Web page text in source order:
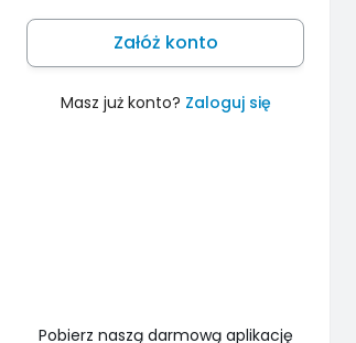
Załóż konto
Masz już konto? Zaloguj się
Pobierz naszą darmową aplikację